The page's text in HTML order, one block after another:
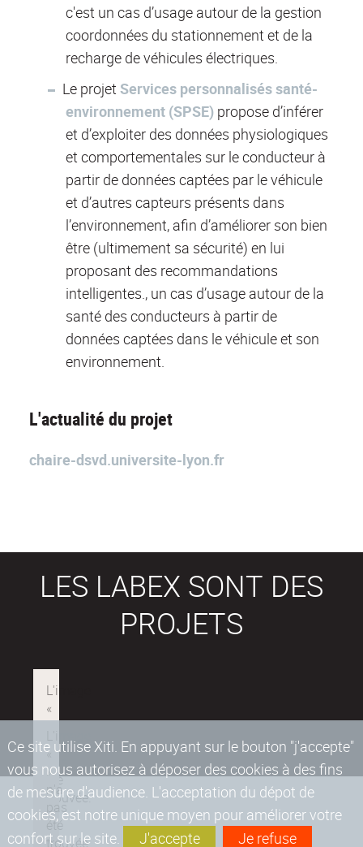
Ce site utilise Xiti. En appuyant sur le bouton "j'accepte"
vous nous autorisez à déposer des cookies à des fins
de mesure d'audience. L'acceptation du dépot de
cookies, est notre unique moyen pour améliorer votre
confort sur le site.
J'accepte Je refuse
c'est un cas d’usage autour de la gestion
coordonnées du stationnement et de la
recharge de véhicules électriques.
Le projet Services personnalisés santé-
environnement (SPSE) propose d’inférer
et d’exploiter des données physiologiques
et comportementales sur le conducteur à
partir de données captées par le véhicule
et d’autres capteurs présents dans
l’environnement, afin d’améliorer son bien
être (ultimement sa sécurité) en lui
proposant des recommandations
intelligentes., un cas d’usage autour de la
santé des conducteurs à partir de
données captées dans le véhicule et son
environnement.
L'actualité du projet
chaire-dsvd.universite-lyon.fr
LES LABEX SONT DES
PROJETS